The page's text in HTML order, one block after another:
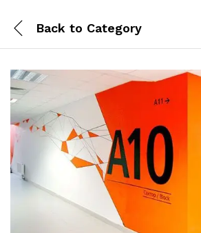
Back to Category